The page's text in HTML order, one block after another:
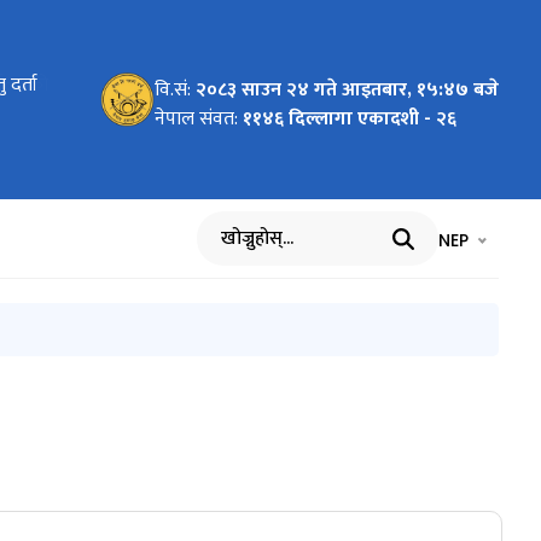
वि.सं: २०८३ साउन २४ गते आइतबार, १५:४७ बजे
नेपाल संवत: ११४६ दिल्लागा एकादशी - २६
खोज्नुहोस् भाषा चयन
NEP